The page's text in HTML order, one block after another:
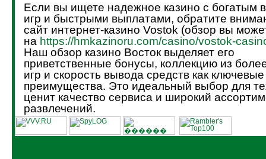
Если вы ищете надежное казино с богатым
игр и быстрыми выплатами, обратите
сайт интернет-казино Vostok (обзор вы
на https://hmkazinoru.com/casino/vostok-
Наш обзор казино Восток выделяет его
приветственные бонусы, коллекцию из
игр и скорость вывода средств как ключевые
преимущества. Это идеальный выбор для
ценит качество сервиса и широкий
развлечений.